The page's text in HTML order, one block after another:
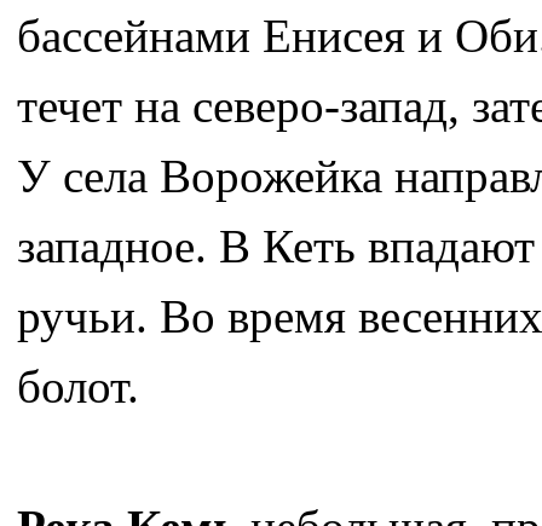
бассейнами Енисея и
течет на северо-запад,
У села Ворожейка
западное. В Кеть
ручьи. Во время
болот.